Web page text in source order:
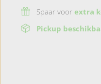
Spaar voor extra
Pickup